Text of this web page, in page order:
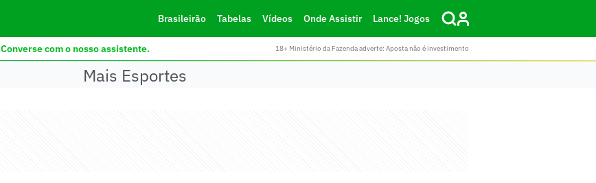
Brasileirão Tabelas Vídeos Onde Assistir Lance! Jogos
Converse com o nosso assistente. 18+ Ministério da Fazenda adverte: Aposta não é investimento
Mais Esportes